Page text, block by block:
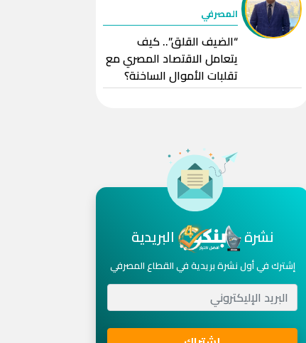
المصرفي
“الضيف القلق”.. كيف
يتعامل الاقتصاد المصري مع
تقلبات الأموال الساخنة؟
نشرة البريدية
إشترك في أول نشرة بريدية في القطاع المصرفي